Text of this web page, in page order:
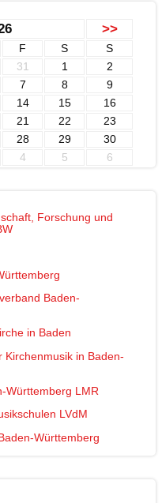
>>
F S
S
31 1
2
7 8
9
14 15
16
21 22
23
28 29
30
4 5 6